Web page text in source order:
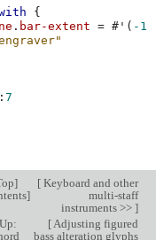
{
. bar-extent = # ' ( -1
:7
]
]
[Keyboard and other
multi-staff
instruments >> ]
[Adjusting figured
bass alteration glyphs